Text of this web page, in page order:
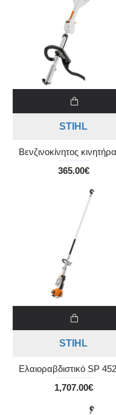
STIHL
365.00€
STIHL
1,707.00€